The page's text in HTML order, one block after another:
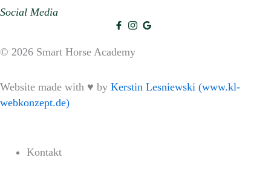
Social Media
© 2026 Smart Horse Academy
Website made with ♥ by Kerstin Lesniewski (www.kl-
webkonzept.de)
Kontakt